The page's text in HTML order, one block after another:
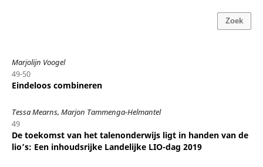
Zoek
Marjolijn Voogel
49-50
Eindeloos combineren
Tessa Mearns, Marjon Tammenga-Helmantel
49
De toekomst van het talenonderwijs ligt in handen van de
lio’s: Een inhoudsrijke Landelijke LIO-dag 2019